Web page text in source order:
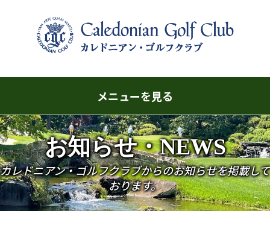
メニューを見る
コ
ン
テ
ン
ツ
お知らせ・NEWS
カレドニアン・ゴルフクラブからのお知らせを掲載して
おります。